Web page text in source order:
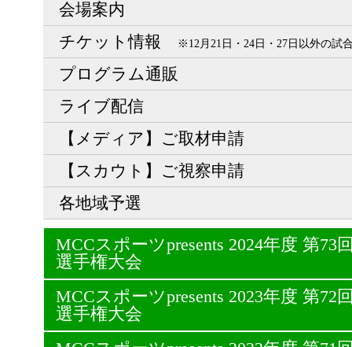
会場案内
チケット情報
※12月21日・24日・27日以外の試
プログラム通販
ライブ配信
【メディア】ご取材申請
【スカウト】ご視察申請
各地域予選
MCCスポーツpresents 2024年度 第73
選手権大会
MCCスポーツpresents 2023年度 第72
選手権大会